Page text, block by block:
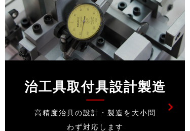
治工具取付具設計製造
高精度治具の設計・製造を大小問
わず対応します